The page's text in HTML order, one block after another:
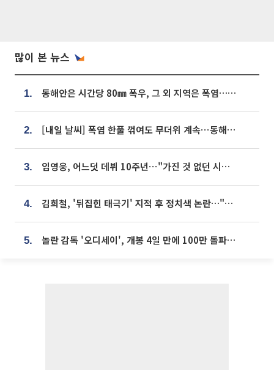
많이 본 뉴스
1. 동해안은 시간당 80㎜ 폭우, 그 외 지역은 폭염…‘극과 극 날씨’
2. [내일 날씨] 폭염 한풀 꺾여도 무더위 계속⋯동해안 이틀 연속 비
3. 임영웅, 어느덧 데뷔 10주년⋯"가진 것 없던 시절, 내 앞엔 20명의 팬뿐"
4. 김희철, '뒤집힌 태극기' 지적 후 정치색 논란…"좌우 떠나 우리나라 국기"
5. 놀란 감독 '오디세이', 개봉 4일 만에 100만 돌파⋯'왕사남' 보다 빠르다